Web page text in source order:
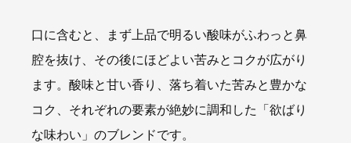
口に含むと、まず上品で明るい酸味がふわっと鼻
腔を抜け、その後にほどよい苦みとコクが広がり
ます。酸味と甘い香り、落ち着いた苦みと豊かな
コク、それぞれの要素が絶妙に調和した「欲ばり
な味わい」のブレンドです。